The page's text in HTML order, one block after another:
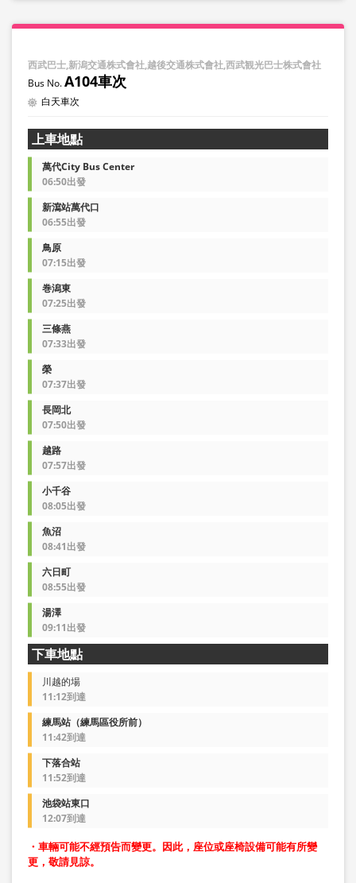
西武巴士,新潟交通株式會社,越後交通株式會社,西武観光巴士株式會社
A104車次
白天車次
上車地點
萬代City Bus Center
06:50出發
新瀉站萬代口
06:55出發
鳥原
07:15出發
巻潟東
07:25出發
三條燕
07:33出發
榮
07:37出發
長岡北
07:50出發
越路
07:57出發
小千谷
08:05出發
魚沼
08:41出發
六日町
08:55出發
湯澤
09:11出發
下車地點
川越的場
11:12到達
練馬站（練馬區役所前）
11:42到達
下落合站
11:52到達
池袋站東口
12:07到達
・車輛可能不經預告而變更。因此，座位或座椅設備可能有所變
更，敬請見諒。